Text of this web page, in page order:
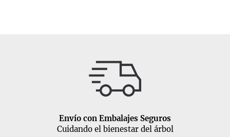
Envío con Embalajes Seguros
Cuidando el bienestar del árbol